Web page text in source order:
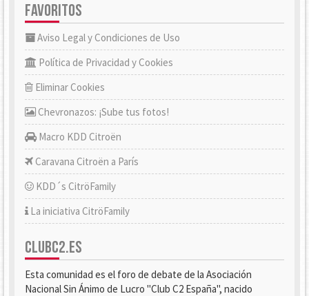
FAVORITOS
Aviso Legal y Condiciones de Uso
Política de Privacidad y Cookies
Eliminar Cookies
Chevronazos: ¡Sube tus fotos!
Macro KDD Citroën
Caravana Citroën a París
KDD´s CitröFamily
La iniciativa CitröFamily
CLUBC2.ES
Esta comunidad es el foro de debate de la Asociación
Nacional Sin Ánimo de Lucro "Club C2 España", nacido